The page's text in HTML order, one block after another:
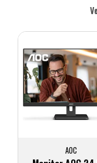
AOC